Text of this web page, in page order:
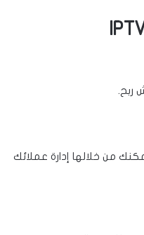
ربح.
من خلالها إدارة عملائك